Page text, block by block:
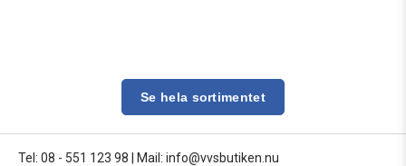
Se hela sortimentet
Tel: 08 - 551 123 98 Mail: info@vvsbutiken.nu